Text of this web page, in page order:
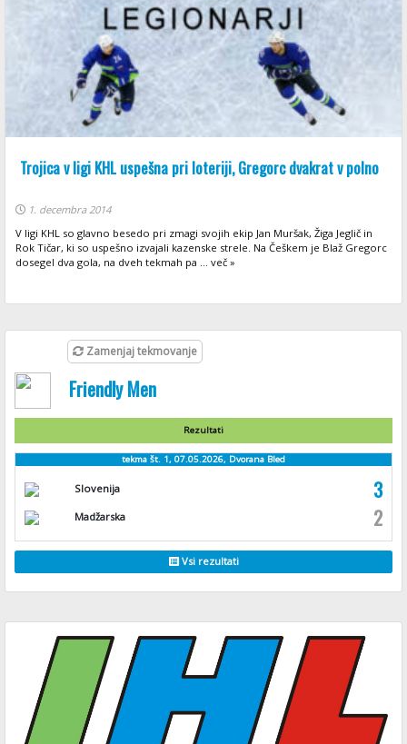
Trojica v ligi KHL uspešna pri loteriji, Gregorc dvakrat v polno
1. decembra 2014
V ligi KHL so glavno besedo pri zmagi svojih ekip Jan Muršak, Žiga Jeglič in
Rok Tičar, ki so uspešno izvajali kazenske strele. Na Češkem je Blaž Gregorc
dosegel dva gola, na dveh tekmah pa ... več »
Zamenjaj tekmovanje
Friendly Men
Rezultati
tekma št. 1, 07.05.2026, Dvorana Bled
Slovenija 3
Madžarska 2
Vsi rezultati